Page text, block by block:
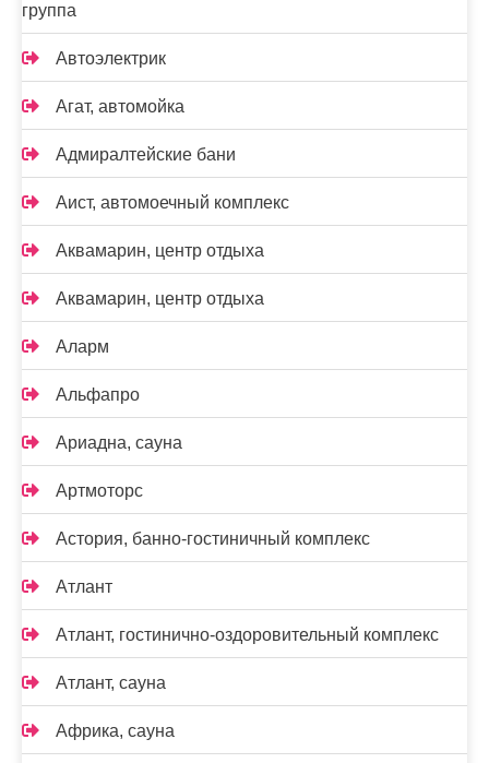
группа
Автоэлектрик
Агат, автомойка
Адмиралтейские бани
Аист, автомоечный комплекс
Аквамарин, центр отдыха
Аквамарин, центр отдыха
Аларм
Альфапро
Ариадна, сауна
Артмоторс
Астория, банно-гостиничный комплекс
Атлант
Атлант, гостинично-оздоровительный комплекс
Атлант, сауна
Африка, сауна